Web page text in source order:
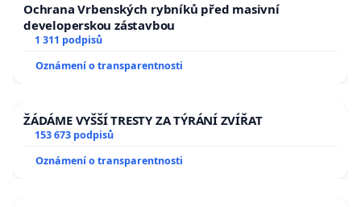
Ochrana Vrbenských rybníků před masivní
developerskou zástavbou
1 311 podpisů
Oznámení o transparentnosti
ŽÁDÁME VYŠŠÍ TRESTY ZA TÝRÁNÍ ZVÍŘAT
153 673 podpisů
Oznámení o transparentnosti